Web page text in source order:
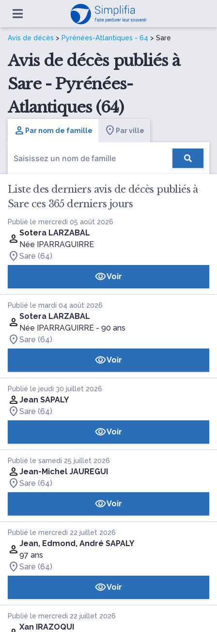
Avis de décès > Pyrénées-Atlantiques - 64 > Sare
Avis de décès publiés à
Sare - Pyrénées-
Atlantiques (64)
Par nom de famille Par ville
Liste des derniers avis de décès publiés à
Sare ces 365 derniers jours
Publié le mercredi 05 août 2026
Sotera LARZABAL
Née IPARRAGUIRRE
Sare (64)
Voir
Publié le mardi 04 août 2026
Sotera LARZABAL
Née IPARRAGUIRRE - 90 ans
Sare (64)
Voir
Publié le jeudi 30 juillet 2026
Jean SAPALY
Sare (64)
Voir
Publié le samedi 25 juillet 2026
Jean-Michel JAUREGUI
Sare (64)
Voir
Publié le mercredi 22 juillet 2026
Jean, Edmond, André SAPALY
97 ans
Sare (64)
Voir
Publié le mercredi 22 juillet 2026
Xan IRAZOQUI